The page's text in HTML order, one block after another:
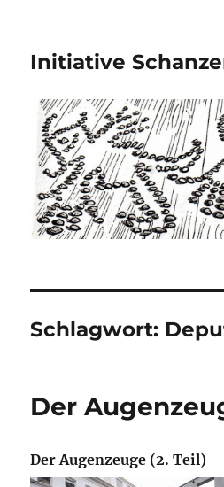
Initiative
Schlagwort:
Der
Der Augenzeuge (2. Teil)